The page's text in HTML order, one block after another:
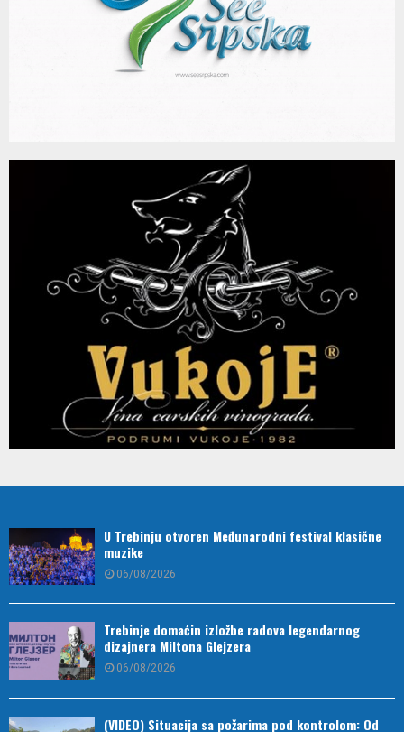
U Trebinju otvoren Međunarodni festival klasične
muzike
06/08/2026
Trebinje domaćin izložbe radova legendarnog
dizajnera Miltona Glejzera
06/08/2026
(VIDEO) Situacija sa požarima pod kontrolom: Od